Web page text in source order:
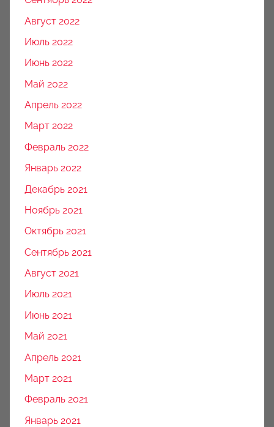
Август 2022
Июль 2022
Июнь 2022
Май 2022
Апрель 2022
Март 2022
Февраль 2022
Январь 2022
Декабрь 2021
Ноябрь 2021
Октябрь 2021
Сентябрь 2021
Август 2021
Июль 2021
Июнь 2021
Май 2021
Апрель 2021
Март 2021
Февраль 2021
Январь 2021